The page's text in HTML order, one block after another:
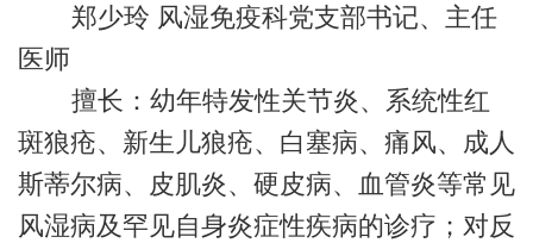
郑少玲 风湿免疫科党支部书记、主任
医师
擅长：幼年特发性关节炎、系统性红
斑狼疮、新生儿狼疮、白塞病、痛风、成人
斯蒂尔病、皮肌炎、硬皮病、血管炎等常见
风湿病及罕见自身炎症性疾病的诊疗；对反